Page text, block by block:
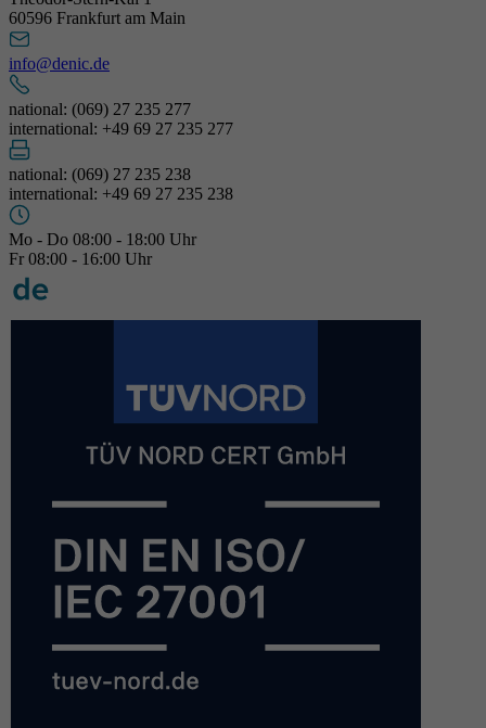
60596 Frankfurt am Main
info@denic.de
national: (069) 27 235 277
international: +49 69 27 235 277
national: (069) 27 235 238
international: +49 69 27 235 238
Mo - Do 08:00 - 18:00 Uhr
Fr 08:00 - 16:00 Uhr